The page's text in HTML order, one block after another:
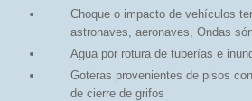
Choque o impacto de vehículos
astronaves, aeronaves, Ondas
Agua por rotura de tuberías e
Goteras provenientes de pisos
de cierre de grifos